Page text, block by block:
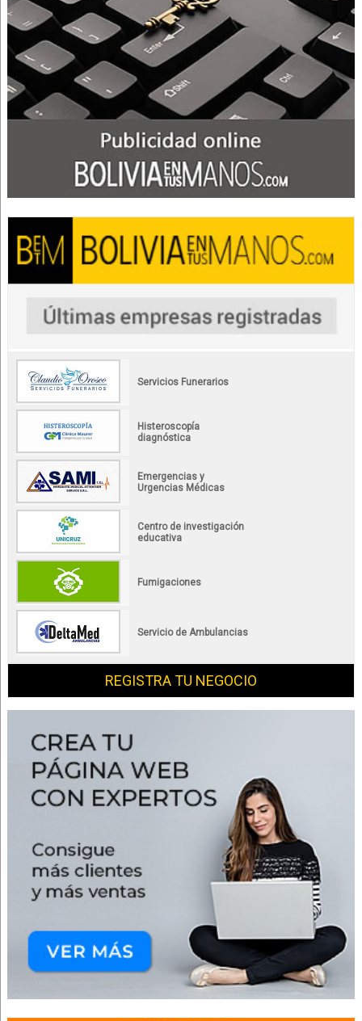
Servicios Funerarios
Histeroscopía
diagnóstica
Emergencias y
Urgencias Médicas
Centro de investigación
educativa
Fumigaciones
Servicio de Ambulancias
REGISTRA TU NEGOCIO